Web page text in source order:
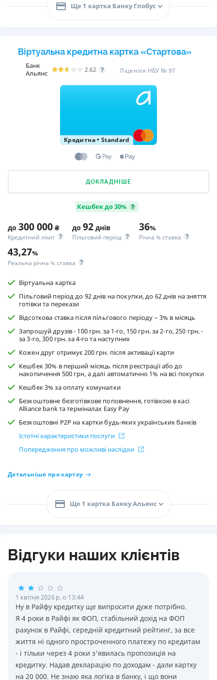
Ще 1 картка Банку Глобус
Віртуальна кредитна картка «Стартова»
Банк
Альянс
2.62 Ліцензія НБУ № 97
Кредитна• Standard
ДОКЛАДНІШЕ
Кешбек до 30%
до 300 000 ₴
Кредитний ліміт
до 92 днів
Пільговий період
36%
Річна % ставка
43,27%
Реальна річна % ставка
Віртуальна картка
Пільговий період до 92 днів на покупки, до 62 днів на зняття
готівки та перекази
Відсоткова ставка після пільгового періоду – 3% в мiсяць
Запрошуй друзів - 100 грн. за 1-го, 150 грн. за 2-го, 250 грн. -
за 3-го, 300 грн. за 4-го та наступних
Кожен друг отримує 200 грн. після активації карти
Кешбек 30% в перший місяць після реєстрації або до
накопичення 500 грн, а далі автоматично 1% на всі покупки
Кешбек 3% за оплату комуналки
Безкоштовне безготівкове поповнення, готівкою в касі
Alliance bank та терміналах Easy Pay
Безкоштовні P2P на картки будь-яких українських банків
Істотні характеристики послуги
Попередження про можливі наслідки
Детальніше про картку
Ще 1 картка Банку Альянс
Відгуки наших клієнтів
1 квітня 2026 р. о 13:44
Ну в Райфу кредитку ще випросити дуже потрiбно.
Я 4 роки в Райфi як ФОП, стабiльний дохiд на ФОП
рахунок в Райфi, середнiй кредитний рейтинг, за все
життя нi одного простроченного платежу по кредитам
- i тiльки через 4 роки з'явилась пропозицiя на
кредитку. Надав декларацiю по доходам - дали картку
на 20 000. Не знаю яка логiка в банку, i що вони